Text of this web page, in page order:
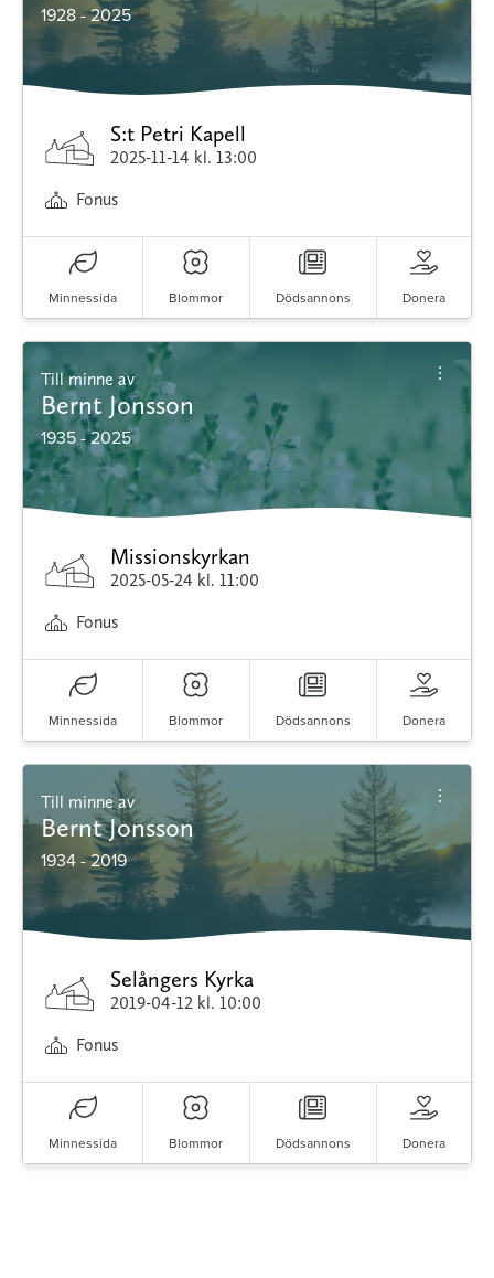
1928 - 2025
S:t Petri Kapell
2025-11-14 kl. 13:00
Fonus
Minnessida Blommor Dödsannons Donera
Till minne av
Bernt Jonsson
1935 - 2025
Missionskyrkan
2025-05-24 kl. 11:00
Fonus
Minnessida Blommor Dödsannons Donera
Till minne av
Bernt Jonsson
1934 - 2019
Selångers Kyrka
2019-04-12 kl. 10:00
Fonus
Minnessida Blommor Dödsannons Donera